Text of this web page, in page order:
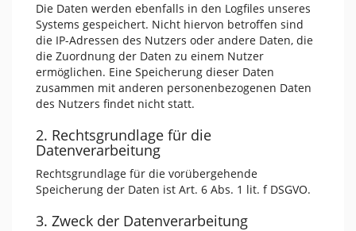
Die Daten werden ebenfalls in den Logfiles unseres
Systems gespeichert. Nicht hiervon betroffen sind
die IP-Adressen des Nutzers oder andere Daten, die
die Zuordnung der Daten zu einem Nutzer
ermöglichen. Eine Speicherung dieser Daten
zusammen mit anderen personenbezogenen Daten
des Nutzers findet nicht statt.
2. Rechtsgrundlage für die
Datenverarbeitung
Rechtsgrundlage für die vorübergehende
Speicherung der Daten ist Art. 6 Abs. 1 lit. f DSGVO.
3. Zweck der Datenverarbeitung